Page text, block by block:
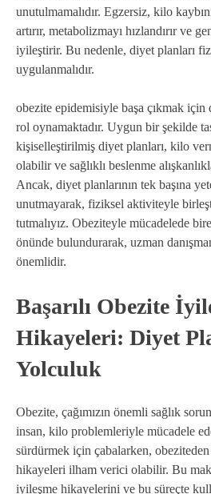
unutulmamalıdır. Egzersiz, kilo
artırır, metabolizmayı hızlandırır ve
iyileştirir. Bu nedenle, diyet planları
uygulanmalıdır.
obezite epidemisiyle başa çıkmak
rol oynamaktadır. Uygun bir şekilde
kişiselleştirilmiş diyet planları, kilo
olabilir ve sağlıklı beslenme
Ancak, diyet planlarının tek başına
unutmayarak, fiziksel aktiviteyle
tutmalıyız. Obeziteyle mücadelede
önünde bulundurarak, uzman
önemlidir.
Başarılı Obezite
Hikayeleri: Diyet
Yolculuk
Obezite, çağımızın önemli sağlık
insan, kilo problemleriyle mücadele
sürdürmek için çabalarken,
hikayeleri ilham verici olabilir. Bu
iyileşme hikayelerini ve bu süreçte